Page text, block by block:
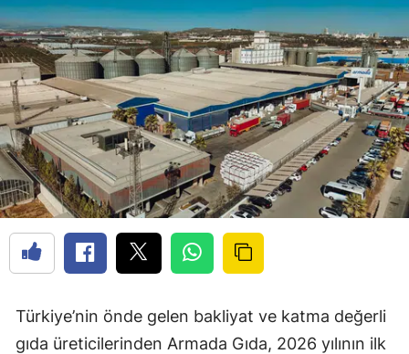
Türkiye’nin önde gelen bakliyat ve katma değerli
gıda üreticilerinden Armada Gıda, 2026 yılının ilk